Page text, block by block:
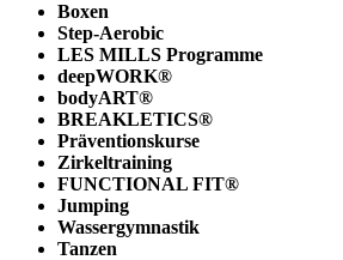
Boxen
Step-Aerobic
LES MILLS Programme
deepWORK®
bodyART®
BREAKLETICS®
Präventionskurse
Zirkeltraining
FUNCTIONAL FIT®
Jumping
Wassergymnastik
Tanzen